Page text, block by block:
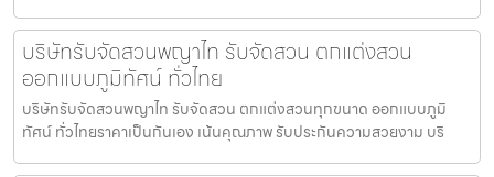
บริษัทรับจัดสวนพญาไท รับจัดสวน ตกแต่งสวน
ออกแบบภูมิทัศน์ ทั่วไทย
บริษัทรับจัดสวนพญาไท รับจัดสวน ตกแต่งสวนทุกขนาด ออกแบบภูมิ
ทัศน์ ทั่วไทยราคาเป็นกันเอง เน้นคุณภาพ รับประกันความสวยงาม บริ